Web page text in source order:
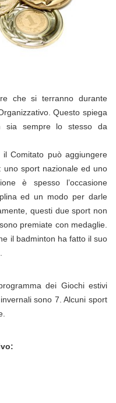
che si terranno durante
Questo spiega
sia sempre lo stesso da
Comitato può aggiungere
uno sport nazionale ed uno
è spesso l’occasione
ed un modo per darle
questi due sport non
premiate con medaglie.
il badminton ha fatto il suo
dei Giochi estivi
sono 7. Alcuni sport